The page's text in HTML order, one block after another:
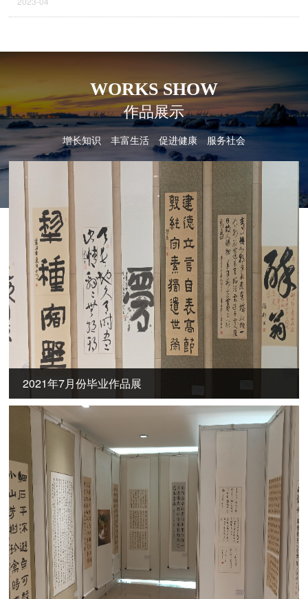
WORKS SHOW
作品展示
增长知识 丰富生活 促进健康 服务社会
2021年7月份毕业作品展